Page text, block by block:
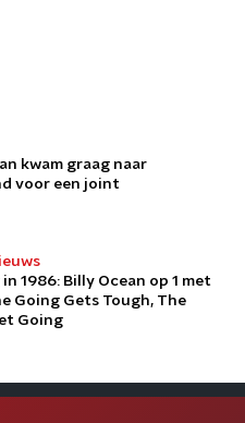
kwam graag naar
voor een joint
1986: Billy Ocean op 1 met
Going Gets Tough, The
Going